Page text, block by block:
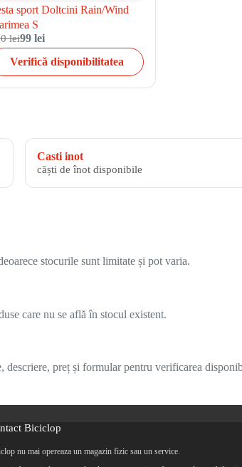
sport Doltcini Rain/Wind
S
lei99 lei
Verifică disponibilitatea
Casti inot
căști de înot disponibile
stocurile sunt limitate și pot varia.
care nu se află în stocul existent.
descriere, preț și formular pentru verificarea
Biciclop
nu mai opereaza un magazin fizic sau un service.